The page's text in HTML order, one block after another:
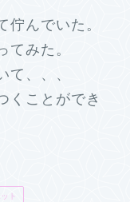
佇んでいた。
てみた。
て、、、
くことができ
ト